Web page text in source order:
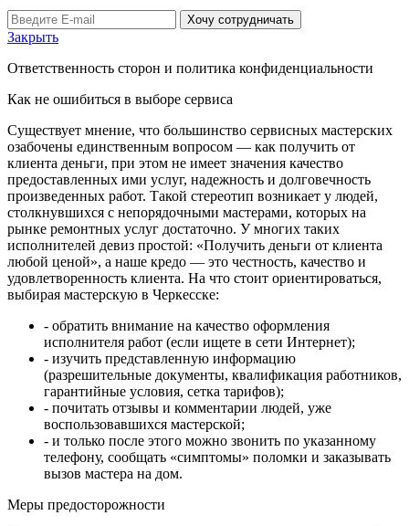
Хочу сотрудничать
Закрыть
Ответственность сторон и политика конфиденциальности
Как не ошибиться в выборе сервиса
Существует мнение, что большинство сервисных мастерских
озабочены единственным вопросом — как получить от
клиента деньги, при этом не имеет значения качество
предоставленных ими услуг, надежность и долговечность
произведенных работ. Такой стереотип возникает у людей,
столкнувшихся с непорядочными мастерами, которых на
рынке ремонтных услуг достаточно. У многих таких
исполнителей девиз простой: «Получить деньги от клиента
любой ценой», а наше кредо — это честность, качество и
удовлетворенность клиента. На что стоит ориентироваться,
выбирая мастерскую в Черкесске:
- обратить внимание на качество оформления
исполнителя работ (если ищете в сети Интернет);
- изучить представленную информацию
(разрешительные документы, квалификация работников,
гарантийные условия, сетка тарифов);
- почитать отзывы и комментарии людей, уже
воспользовавшихся мастерской;
- и только после этого можно звонить по указанному
телефону, сообщать «симптомы» поломки и заказывать
вызов мастера на дом.
Меры предосторожности